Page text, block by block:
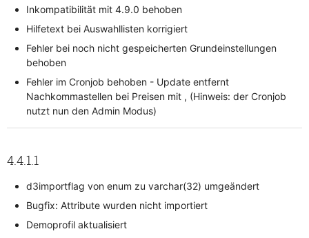
Inkompatibilität mit 4.9.0 behoben
Hilfetext bei Auswahllisten korrigiert
Fehler bei noch nicht gespeicherten Grundeinstellungen
behoben
Fehler im Cronjob behoben - Update entfernt
Nachkommastellen bei Preisen mit , (Hinweis: der Cronjob
nutzt nun den Admin Modus)
4.4.1.1
d3importflag von enum zu varchar(32) umgeändert
Bugfix: Attribute wurden nicht importiert
Demoprofil aktualisiert